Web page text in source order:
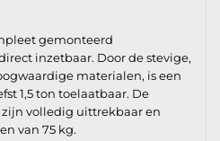
gemonteerd
inzetbaar. Door de stevige,
materialen, is een
1,5 ton toelaatbaar. De
volledig uittrekbaar en
van 75 kg.